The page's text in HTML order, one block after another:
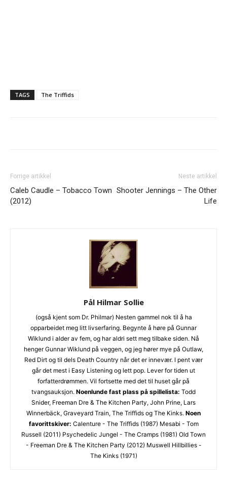
TAGS The Triffids
Forrige artikkel
Caleb Caudle – Tobacco Town
(2012)
Neste artikkel
Shooter Jennings – The Other
Life
Pål Hilmar Sollie
(også kjent som Dr. Philmar) Nesten gammel nok til å ha
opparbeidet meg litt livserfaring. Begynte å høre på Gunnar
Wiklund i alder av fem, og har aldri sett meg tilbake siden. Nå
henger Gunnar Wiklund på veggen, og jeg hører mye på Outlaw,
Red Dirt og til dels Death Country når det er innevær. I pent vær
går det mest i Easy Listening og lett pop. Lever for tiden ut
forfatterdrømmen. Vil fortsette med det til huset går på
tvangsauksjon. Noenlunde fast plass på spillelista: Todd
Snider, Freeman Dre & The Kitchen Party, John Prine, Lars
Winnerbäck, Graveyard Train, The Triffids og The Kinks. Noen
favorittskiver: Calenture - The Triffids (1987) Mesabi - Tom
Russell (2011) Psychedelic Jungel - The Cramps (1981) Old Town
- Freeman Dre & The Kitchen Party (2012) Muswell Hillbillies -
The Kinks (1971)